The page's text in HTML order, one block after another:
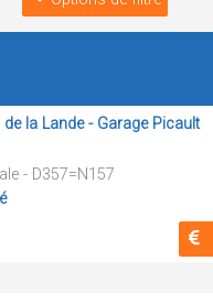
la Lande - Garage Picault
- D357=N157